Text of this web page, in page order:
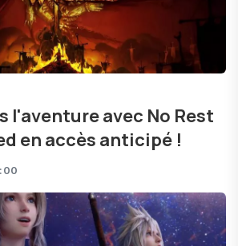
l'aventure avec No Rest
en accès anticipé !